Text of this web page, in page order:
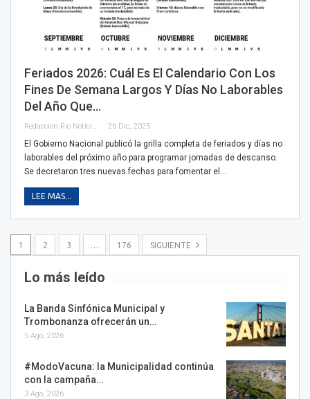
Feriados 2026: Cuál Es El Calendario Con Los
Fines De Semana Largos Y Días No Laborables
Del Año Que…
Redaccion Rio Noticias 26 Dic, 2025
El Gobierno Nacional publicó la grilla completa de feriados y días no
laborables del próximo año para programar jornadas de descanso.
Se decretaron tres nuevas fechas para fomentar el…
LEE MAS...
1 2 3 … 176 SIGUIENTE
Lo más leído
La Banda Sinfónica Municipal y
Trombonanza ofrecerán un…
5 Ago, 2026
#ModoVacuna: la Municipalidad continúa
con la campaña…
3 Ago, 2026